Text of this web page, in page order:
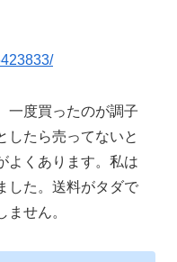
一度買ったのが調子
したら売ってないと
よくあります。私は
した。送料がタダで
せん。